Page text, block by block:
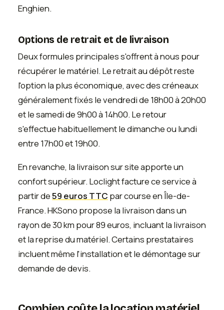
Enghien.
Options de retrait et de livraison
Deux formules principales s'offrent à nous pour
récupérer le matériel. Le retrait au dépôt reste
l'option la plus économique, avec des créneaux
généralement fixés le vendredi de 18h00 à 20h00
et le samedi de 9h00 à 14h00. Le retour
s'effectue habituellement le dimanche ou lundi
entre 17h00 et 19h00.
En revanche, la livraison sur site apporte un
confort supérieur. Loclight facture ce service à
partir de59 euros TTC par course en Île-de-
France. HKSono propose la livraison dans un
rayon de 30 km pour 89 euros, incluant la livraison
et la reprise du matériel. Certains prestataires
incluent même l'installation et le démontage sur
demande de devis.